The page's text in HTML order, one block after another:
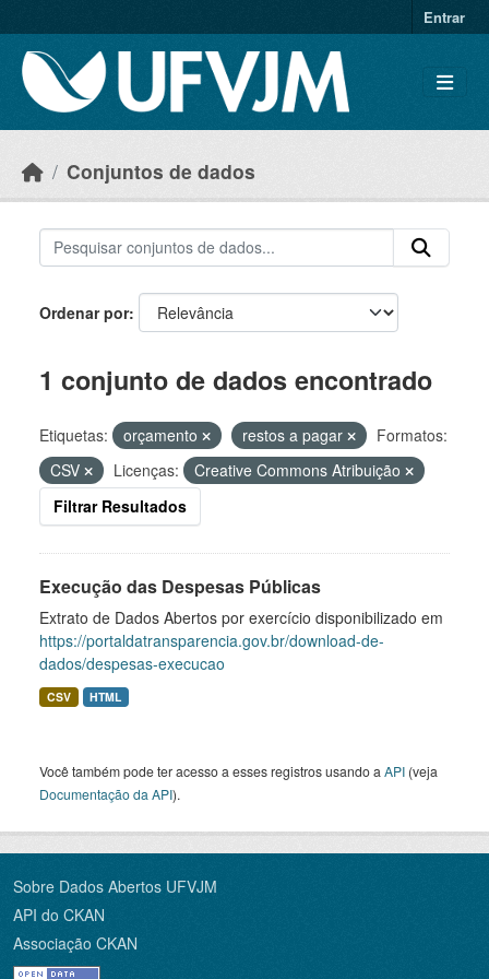
Entrar
Conjuntos de dados
Ordenar por
1 conjunto de dados encontrado
Etiquetas: orçamento restos a pagar
Formatos:
CSV
Licenças:
Creative Commons Atribuição
Filtrar Resultados
Execução das Despesas Públicas
Extrato de Dados Abertos por exercício disponibilizado em
https://portaldatransparencia.gov.br/download-de-
dados/despesas-execucao
CSV HTML
Você também pode ter acesso a esses registros usando a API (veja
Documentação da API).
Sobre Dados Abertos UFVJM
API do CKAN
Associação CKAN